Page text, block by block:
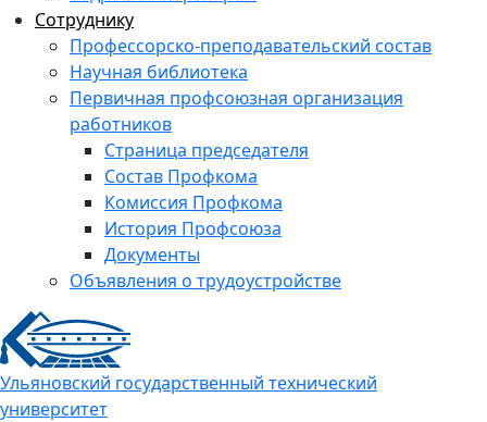
Сотруднику
Профессорско-преподавательский состав
Научная библиотека
Первичная профсоюзная организация
работников
Страница председателя
Состав Профкома
Комиссия Профкома
История Профсоюза
Документы
Объявления о трудоустройстве
Ульяновский государственный технический
университет